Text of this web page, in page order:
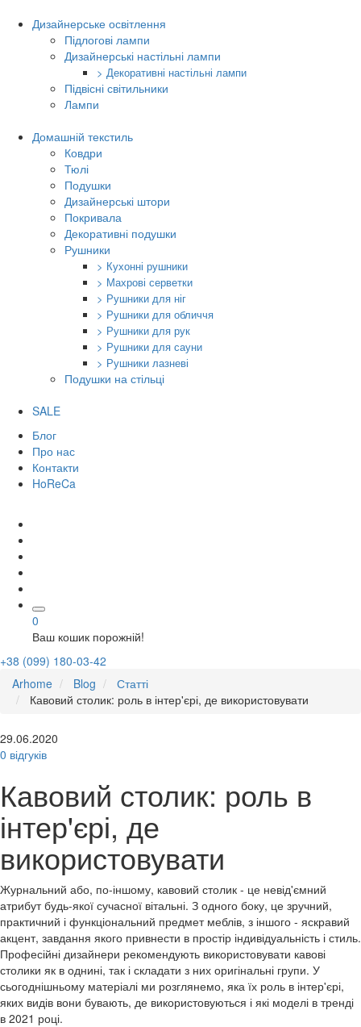
Дизайнерське освітлення
Підлогові лампи
Дизайнерські настільні лампи
> Декоративні настільні лампи
Підвісні світильники
Лампи
Домашній текстиль
Ковдри
Тюлі
Подушки
Дизайнерські штори
Покривала
Декоративні подушки
Рушники
> Кухонні рушники
> Махрові серветки
> Рушники для ніг
> Рушники для обличчя
> Рушники для рук
> Рушники для сауни
> Рушники лазневі
Подушки на стільці
SALE
Блог
Про нас
Контакти
HoReCa
0
Ваш кошик порожній!
+38 (099) 180-03-42
Arhome
Blog
Статті
Кавовий столик: роль в інтер'єрі, де використовувати
29.06.2020
0 відгуків
Кавовий столик: роль в
інтер'єрі, де
використовувати
Журнальний або, по-іншому, кавовий столик - це невід'ємний
атрибут будь-якої сучасної вітальні. З одного боку, це зручний,
практичний і функціональний предмет меблів, з іншого - яскравий
акцент, завдання якого привнести в простір індивідуальність і стиль.
Професійні дизайнери рекомендують використовувати кавові
столики як в однині, так і складати з них оригінальні групи. У
сьогоднішньому матеріалі ми розглянемо, яка їх роль в інтер'єрі,
яких видів вони бувають, де використовуються і які моделі в тренді
в 2021 році.